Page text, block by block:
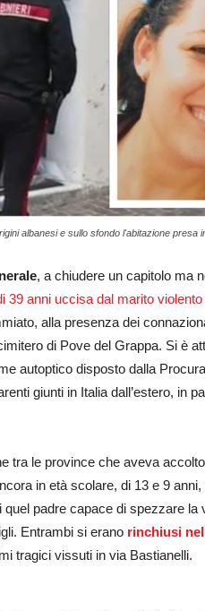
albanesi e sullo sfondo l'abitazione presa
, a chiudere un capitolo ma
39 anni uccisa dal marito violento
alla presenza dei
di Pove del Grappa. Si è
autoptico disposto dalla
giunti in Italia dall’estero, in
tra le province che aveva
in età scolare, di 13 e 9
quel padre capace di spezzare
Entrambi si erano rinchiusi
tragici vissuti in via Bastianelli.